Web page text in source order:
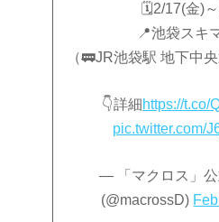
🗓2/17(金)
📍池袋スキ
（🚃JR池袋駅 地下中
👇詳細https://t.co/
pic.twitter.com/
— 「マクロス」公
(@macrossD)